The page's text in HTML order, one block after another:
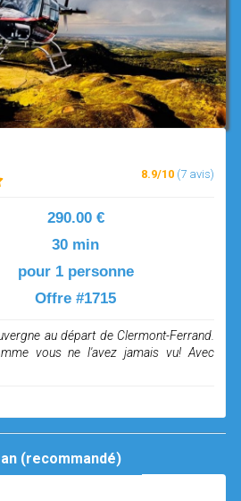
8.9/10 (7 avis)
290.00 €
30 min
pour 1 personne
Offre #1715
au départ de Clermont-Ferrand.
vous ne l'avez jamais vu! Avec
(recommandé)